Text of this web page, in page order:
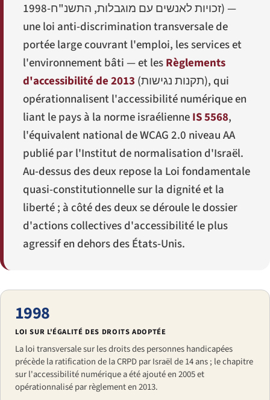
זכויות לאנשים עם מוגבלות, התשנ"ח-1998) —
une loi anti-discrimination transversale de
portée large couvrant l'emploi, les services et
l'environnement bâti — et lesRèglements
d'accessibilité de 2013 (תקנות נגישות), qui
opérationnalisent l'accessibilité numérique en
liant le pays à la norme israélienneIS 5568,
l'équivalent national de WCAG 2.0 niveau AA
publié par l'Institut de normalisation d'Israël.
Au-dessus des deux repose la Loi fondamentale
quasi-constitutionnelle sur la dignité et la
liberté ; à côté des deux se déroule le dossier
d'actions collectives d'accessibilité le plus
agressif en dehors des États-Unis.
1998
LOI SUR L'ÉGALITÉ DES DROITS ADOPTÉE
La loi transversale sur les droits des personnes handicapées
précède la ratification de la CRPD par Israël de 14 ans ; le chapitre
sur l'accessibilité numérique a été ajouté en 2005 et
opérationnalisé par règlement en 2013.